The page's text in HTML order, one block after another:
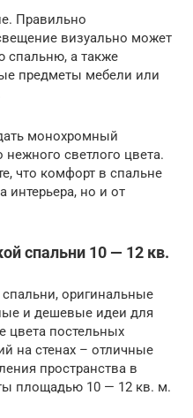
Правильно
визуально может
спальню, а также
предметы мебели или
монохромный
нежного светлого цвета.
что комфорт в спальне
интерьера, но и от
спальни 10 — 12 кв.
оригинальные
и дешевые идеи для
цвета постельных
на стенах – отличные
пространства в
площадью 10 — 12 кв. м.